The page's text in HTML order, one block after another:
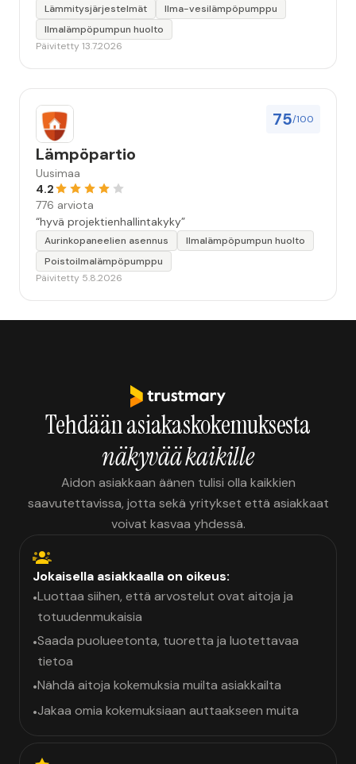
Lämmitysjärjestelmät
Ilma-vesilämpöpumppu
Ilmalämpöpumpun huolto
Päivitetty 13.7.2026
75/100
Lämpöpartio
Uusimaa
4.2
776 arviota
“hyvä projektienhallintakyky”
Aurinkopaneelien asennus
Ilmalämpöpumpun huolto
Poistoilmalämpöpumppu
Päivitetty 5.8.2026
Tehdään asiakaskokemuksesta
näkyvää kaikille
Aidon asiakkaan äänen tulisi olla kaikkien
saavutettavissa, jotta sekä yritykset että asiakkaat
voivat kasvaa yhdessä.
Jokaisella asiakkaalla on oikeus:
•Luottaa siihen, että arvostelut ovat aitoja ja
totuudenmukaisia
•Saada puolueetonta, tuoretta ja luotettavaa
tietoa
•Nähdä aitoja kokemuksia muilta asiakkailta
•Jakaa omia kokemuksiaan auttaakseen muita